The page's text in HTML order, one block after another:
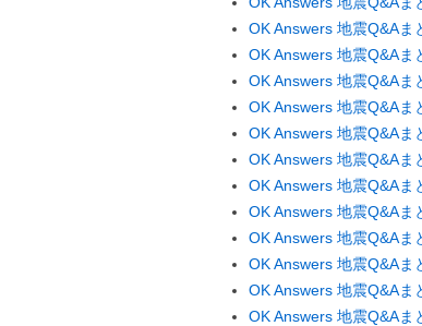
OK Answers 地震Q&Aま
OK Answers 地震Q&Aま
OK Answers 地震Q&Aま
OK Answers 地震Q&Aま
OK Answers 地震Q&Aま
OK Answers 地震Q&Aま
OK Answers 地震Q&Aま
OK Answers 地震Q&Aま
OK Answers 地震Q&Aま
OK Answers 地震Q&Aま
OK Answers 地震Q&Aま
OK Answers 地震Q&Aま